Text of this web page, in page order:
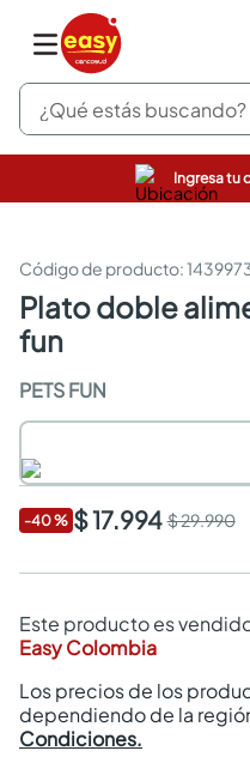
¿Qué estás buscando?
Ingresa tu
:
plato doble alimentación lenta pet's
fun
PETS FUN
-40% $ 17.994$ 29.990
Este producto es
Easy Colombia
Los precios de los
dependiendo de la
Condiciones.
pinturas
sanitarios
comedor
escritorio
armarios closet
comedores